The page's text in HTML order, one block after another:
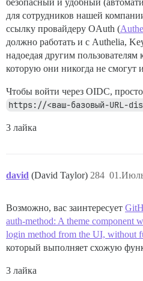
безопасный и удобный
для сотрудников нашей
ссылку провайдеру OAuth (
должно работать и с Authelia,
надоедая другим пользователям
которую они никогда не смогут
Чтобы войти через OIDC, просто
https://<ваш-базовый-URL-
3 лайка
david (David Taylor) 284
Возможно, вас заинтересует
auth-method: A theme component
login method from the UI, without
который выполняет схожую
3 лайка